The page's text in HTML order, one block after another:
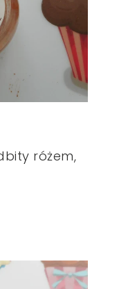
różem,